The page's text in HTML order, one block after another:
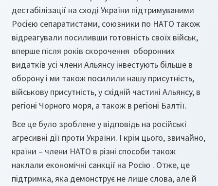
дестабілізації на сході України підтримуваними
Росією сепаратистами, союзники по НАТО також
відреагували посиливши готовність своїх військ,
вперше після років скорочення оборонних
видатків усі члени Альянсу інвестують більше в
оборону і ми також посилили нашу присутність,
військову присутність, у східній частині Альянсу, в
регіоні Чорного моря, а також в регіоні Балтії.
Все це було зроблене у відповідь на російські
агресивні дії проти України. І крім цього, звичайно,
країни – члени НАТО в різні способи також
наклали економічні санкції на Росію . Отже, це
підтримка, яка демонструє не лише слова, але й